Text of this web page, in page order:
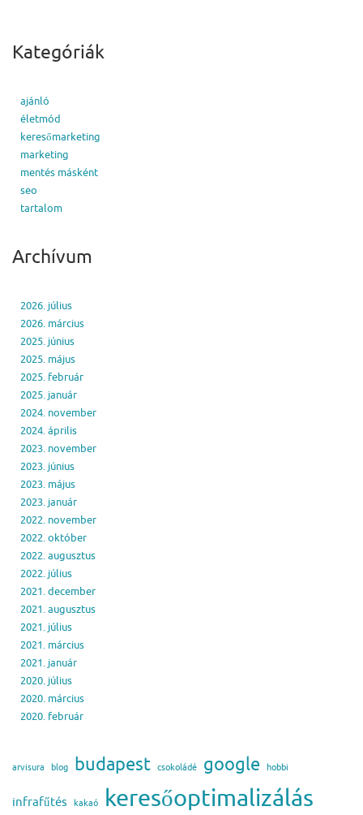
Kategóriák
ajánló
életmód
keresőmarketing
marketing
mentés másként
seo
tartalom
Archívum
2026. július
2026. március
2025. június
2025. május
2025. február
2025. január
2024. november
2024. április
2023. november
2023. június
2023. május
2023. január
2022. november
2022. október
2022. augusztus
2022. július
2021. december
2021. augusztus
2021. július
2021. március
2021. január
2020. július
2020. március
2020. február
arvisura blog budapest csokoládé google hobbi
infrafűtés kakaó keresőoptimalizálás